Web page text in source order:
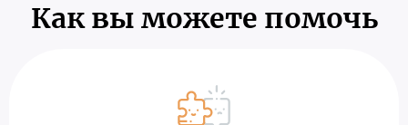
Как вы можете помочь